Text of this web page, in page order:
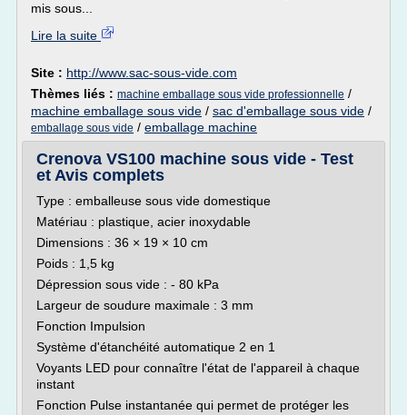
mis sous...
Lire la suite
Site : http://www.sac-sous-vide.com
Thèmes liés : machine emballage sous vide professionnelle /
machine emballage sous vide / sac d'emballage sous vide /
emballage sous vide / emballage machine
Crenova VS100 machine sous vide - Test
et Avis complets
Type : emballeuse sous vide domestique
Matériau : plastique, acier inoxydable
Dimensions : 36 × 19 × 10 cm
Poids : 1,5 kg
Dépression sous vide : - 80 kPa
Largeur de soudure maximale : 3 mm
Fonction Impulsion
Système d'étanchéité automatique 2 en 1
Voyants LED pour connaître l'état de l'appareil à chaque
instant
Fonction Pulse instantanée qui permet de protéger les